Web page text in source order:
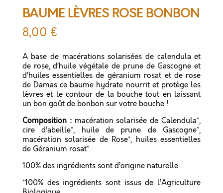
BAUME LÈVRES ROSE BONBON
8,00 €
A base de macérations solarisées de calendula et
de rose, d’huile végétale de prune de Gascogne et
d’huiles essentielles de géranium rosat et de rose
de Damas ce baume hydrate nourrit et protège les
lèvres et le contour de la bouche tout en laissant
un bon goût de bonbon sur votre bouche !
Composition :macération solarisée de Calendula*,
cire d’abeille*, huile de prune de Gascogne*,
macération solarisée de Rose*, huiles essentielles
de Géranium rosat*.
100% des ingrédients sont d’origine naturelle.
*100% des ingrédients sont issus de l’Agriculture